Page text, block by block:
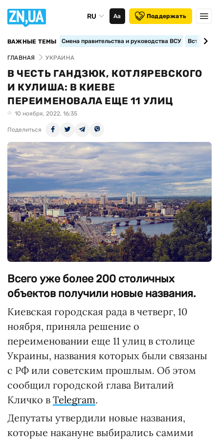
RU Аа Поддержать
ВАЖНЫЕ ТЕМЫ Смена правительства и руководства ВСУ
ГЛАВНАЯ УКРАИНА
В ЧЕСТЬ ГАНДЗЮК, КОТЛЯРЕВСКОГО
И КУЛИША: В КИЕВЕ
ПЕРЕИМЕНОВАЛА ЕЩЕ 11 УЛИЦ
10 ноября, 2022, 16:35
Поделиться
Всего уже более 200 столичных
объектов получили новые названия.
Киевская городская рада в четверг, 10
ноября, приняла решение о
переименовании еще 11 улиц в столице
Украины, названия которых были связаны
с РФ или советским прошлым. Об этом
сообщил городской глава Виталий
Кличко в Telegram.
Депутаты утвердили новые названия,
которые накануне выбирались самими